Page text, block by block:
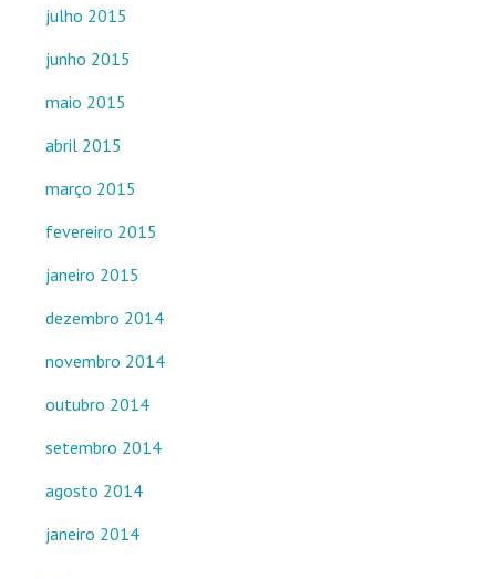
julho 2015
junho 2015
maio 2015
abril 2015
março 2015
fevereiro 2015
janeiro 2015
dezembro 2014
novembro 2014
outubro 2014
setembro 2014
agosto 2014
janeiro 2014